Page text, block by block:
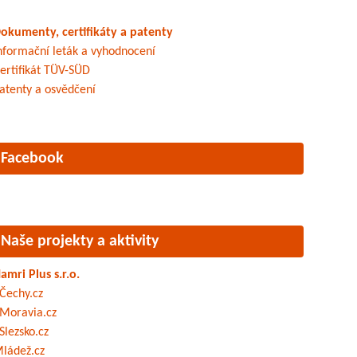
certifikáty a patenty
leták a vyhodnocení
TÜV-SÜD
a osvědčení
Facebook
Naše projekty a aktivity
Plus s.r.o.